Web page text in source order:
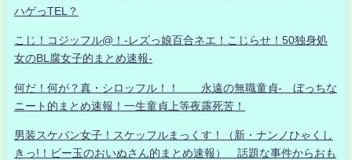
ハゲっTEL？
こじ！コジッフル@！-レズっ娘百合ネエ！こじらせ！50独身処
女のBL腐女子的まとめ速報-
何だ！何が？真・シロッフル！！ 永遠の無職童貞- ぼっちな
ニート的まとめ速報！一生童貞上等夜露死苦！
男装スケバン女子！スケッフルまっくす！（新・ナンノひゃくし
きっ!！ビー玉のおいぬさん的まとめ速報） 話題な事件からおも